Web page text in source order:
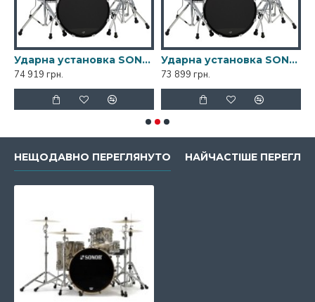
Ударна установка SONOR AQ1 Piano Black Stage Set
74 919 грн.
Ударна установка SONOR AQ1 Piano Black Studio Set
73 899 грн.
НЕЩОДАВНО ПЕРЕГЛЯНУТО НАЙЧАСТІШЕ